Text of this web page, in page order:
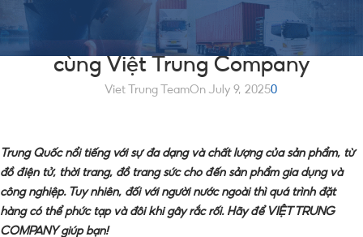
Order hàng Trung Quốc dễ dàng hơn
cùng Việt Trung Company
Viet Trung TeamOn July 9, 20250
Trung Quốc nổi tiếng với sự đa dạng và chất lượng của sản phẩm, từ
đồ điện tử, thời trang, đồ trang sức cho đến sản phẩm gia dụng và
công nghiệp. Tuy nhiên, đối với người nước ngoài thì quá trình đặt
hàng có thể phức tạp và đôi khi gây rắc rối. Hãy để VIỆT TRUNG
COMPANY giúp bạn!